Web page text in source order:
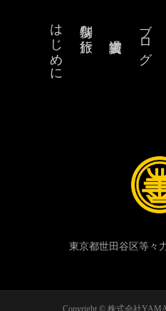
ブログ
特別な旅行
はじめに
東京都世田谷区等々